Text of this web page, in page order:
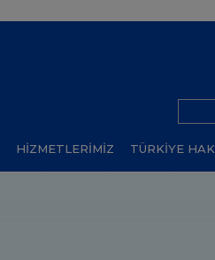
HİZMETLERİMİZ TÜRKİYE